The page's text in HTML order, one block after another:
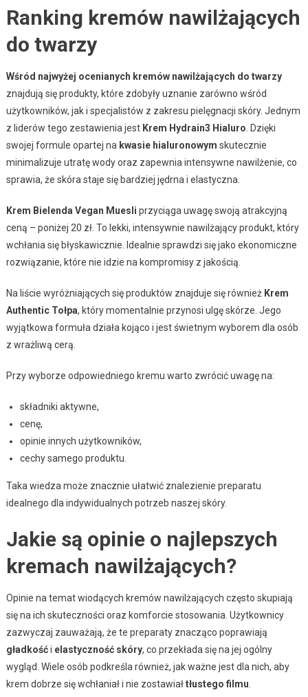
Ranking kremów nawilżających
do twarzy
Wśród najwyżej ocenianych kremów nawilżających do twarzy
znajdują się produkty, które zdobyły uznanie zarówno wśród
użytkowników, jak i specjalistów z zakresu pielęgnacji skóry. Jednym
z liderów tego zestawienia jest Krem Hydrain3 Hialuro . Dzięki
swojej formule opartej na kwasie hialuronowym skutecznie
minimalizuje utratę wody oraz zapewnia intensywne nawilżenie, co
sprawia, że skóra staje się bardziej jędrna i elastyczna.
Krem Bielenda Vegan Muesli przyciąga uwagę swoją atrakcyjną
ceną – poniżej 20 zł. To lekki, intensywnie nawilżający produkt, który
wchłania się błyskawicznie. Idealnie sprawdzi się jako ekonomiczne
rozwiązanie, które nie idzie na kompromisy z jakością.
Na liście wyróżniających się produktów znajduje się również Krem
Authentic Tołpa, który momentalnie przynosi ulgę skórze. Jego
wyjątkowa formuła działa kojąco i jest świetnym wyborem dla osób
z wrażliwą cerą.
Przy wyborze odpowiedniego kremu warto zwrócić uwagę na:
składniki aktywne,
cenę,
opinie innych użytkowników,
cechy samego produktu.
Taka wiedza może znacznie ułatwić znalezienie preparatu
idealnego dla indywidualnych potrzeb naszej skóry.
Jakie są opinie o najlepszych
kremach nawilżających?
Opinie na temat wiodących kremów nawilżających często skupiają
się na ich skuteczności oraz komforcie stosowania. Użytkownicy
zazwyczaj zauważają, że te preparaty znacząco poprawiają
gładkośći elastyczność skóry, co przekłada się na jej ogólny
wygląd. Wiele osób podkreśla również, jak ważne jest dla nich, aby
krem dobrze się wchłaniał i nie zostawiałtłustego filmu